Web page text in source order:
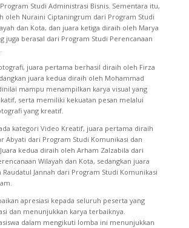
Studi Administrasi Bisnis. Sementara itu,
oleh Nuraini Ciptaningrum dari Program Studi
dan Kota, dan juara ketiga diraih oleh Marya
juga berasal dari Program Studi Perencanaan
juara pertama berhasil diraih oleh Firza
juara kedua diraih oleh Mohammad
mampu menampilkan karya visual yang
serta memiliki kekuatan pesan melalui
yang kreatif.
kategori Video Kreatif, juara pertama diraih
Abyati dari Program Studi Komunikasi dan
kedua diraih oleh Arham Zalzabila dari
Wilayah dan Kota, sedangkan juara
Jannah dari Program Studi Komunikasi
apresiasi kepada seluruh peserta yang
dan menunjukkan karya terbaiknya.
dalam mengikuti lomba ini menunjukkan